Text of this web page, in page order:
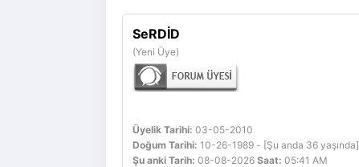
SeRDİD
(Yeni Üye)
Üyelik Tarihi: 03-05-2010
Doğum Tarihi: 10-26-1989 - [Şu anda 36 yaşında]
Şu anki Tarih: 08-08-2026 Saat: 05:41 AM